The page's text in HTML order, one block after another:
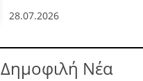
28.07.2026
Δημοφιλή Νέα